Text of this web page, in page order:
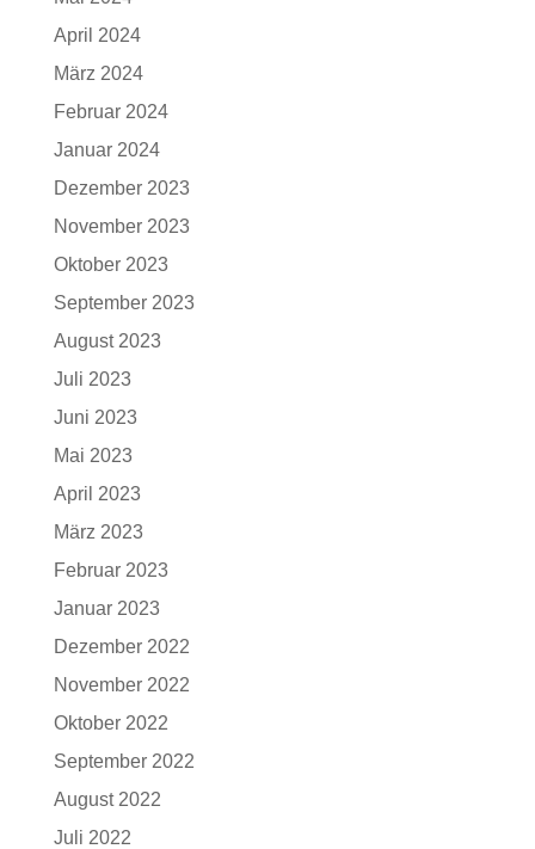
April 2024
März 2024
Februar 2024
Januar 2024
Dezember 2023
November 2023
Oktober 2023
September 2023
August 2023
Juli 2023
Juni 2023
Mai 2023
April 2023
März 2023
Februar 2023
Januar 2023
Dezember 2022
November 2022
Oktober 2022
September 2022
August 2022
Juli 2022